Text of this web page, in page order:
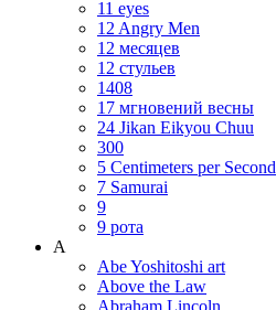
11 eyes
12 Angry Men
12 месяцев
12 стульев
1408
17 мгновений весны
24 Jikan Eikyou Chuu
300
5 Centimeters per Second
7 Samurai
9
9 рота
A
Abe Yoshitoshi art
Above the Law
Abraham Lincoln